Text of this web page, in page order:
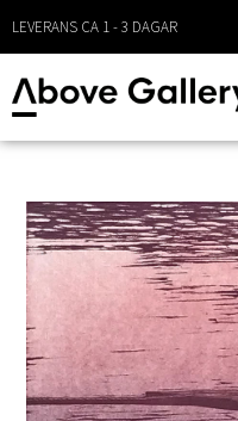
LEVERANS CA 1 - 3 DAGAR